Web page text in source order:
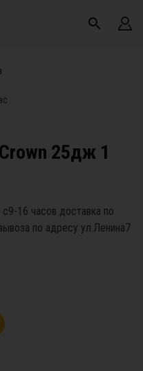
25дж 1
16 часов доставка по
по адресу ул.Ленина7